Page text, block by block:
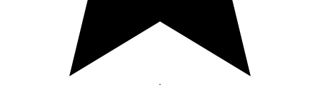
Socker (dextros, sackaros), syra (citronsyra),
natriumbikarbonat, kaliumklorid, aromer (äpple, citron),
L-askorbinsyra, salt, zinkglukomat, sötningsmedel
(suraklos), färgämne (sockerkulör).